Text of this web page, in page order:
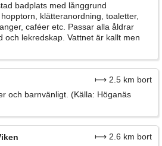
badplats med långgrund
klätteranordning, toaletter,
caféer etc. Passar alla åldrar
och lekredskap. Vattnet är kallt men
⟼ 2.5 km bort
och barnvänligt. (Källa: Höganäs
⟼ 2.6 km bort